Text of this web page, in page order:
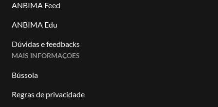
ANBIMA Feed
ANBIMA Edu
Dúvidas e feedbacks
MAIS INFORMAÇÕES
Bússola
Regras de privacidade